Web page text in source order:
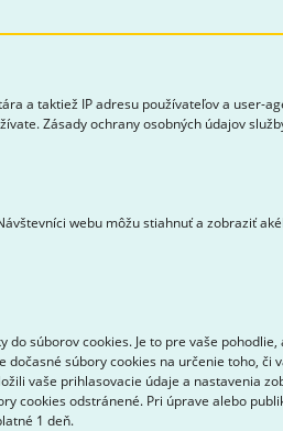
a taktiež IP adresu používateľov a user-
Zásady ochrany osobných údajov
webu môžu stiahnuť a zobraziť
súborov cookies. Je to pre vaše
súbory cookies na určenie toho,
vaše prihlasovacie údaje a nastavenia
cookies odstránené. Pri úprave alebo
1 deň.